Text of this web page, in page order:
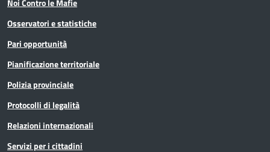
Noi Contro le Mafie
Osservatori e statistiche
Pari opportunità
Pianificazione territoriale
Polizia provinciale
Protocolli di legalità
Relazioni internazionali
Servizi per i cittadini